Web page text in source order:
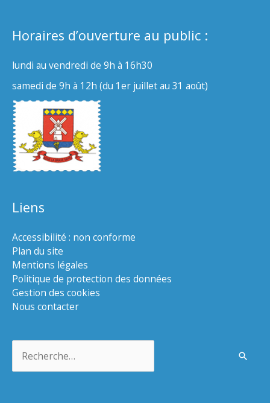
Horaires d’ouverture au public :
lundi au vendredi de 9h à 16h30
samedi de 9h à 12h (du 1er juillet au 31 août)
Liens
Accessibilité : non conforme
Plan du site
Mentions légales
Politique de protection des données
Gestion des cookies
Nous contacter